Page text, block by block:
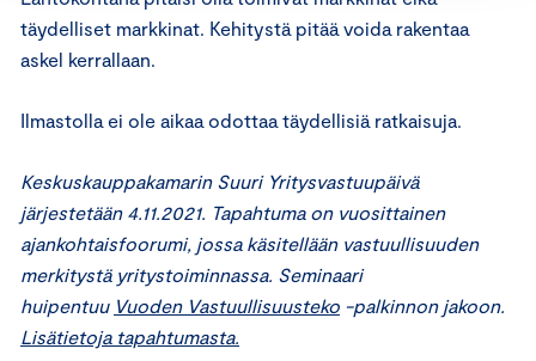
täydelliset markkinat. Kehitystä pitää voida rakentaa
askel kerrallaan.
Ilmastolla ei ole aikaa odottaa täydellisiä ratkaisuja.
Keskuskauppakamarin Suuri Yritysvastuupäivä
järjestetään 4.11.2021. Tapahtuma on vuosittainen
ajankohtaisfoorumi, jossa käsitellään vastuullisuuden
merkitystä yritystoiminnassa. Seminaari
huipentuu Vuoden Vastuullisuusteko -palkinnon jakoon.
Lisätietoja tapahtumasta.